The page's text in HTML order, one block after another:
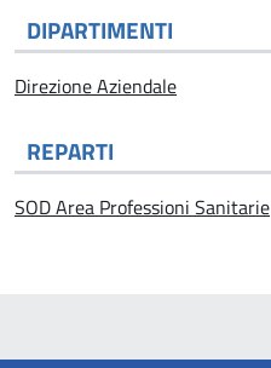
DIPARTIMENTI
Direzione Aziendale
REPARTI
SOD Area Professioni Sanitarie